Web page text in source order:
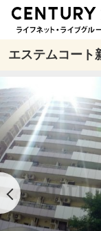
エステムコート